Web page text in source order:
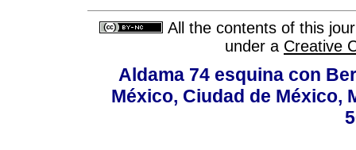
All the contents of this
under a Creative
Aldama 74 esquina con
México, Ciudad de México,